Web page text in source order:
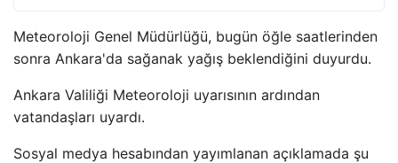
Meteoroloji Genel Müdürlüğü, bugün öğle saatlerinden
sonra Ankara'da sağanak yağış beklendiğini duyurdu.
Ankara Valiliği Meteoroloji uyarısının ardından
vatandaşları uyardı.
Sosyal medya hesabından yayımlanan açıklamada şu